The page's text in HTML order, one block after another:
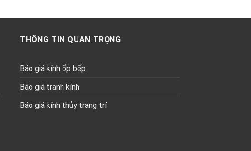
THÔNG TIN QUAN TRỌNG
Báo giá kính ốp bếp
Báo giá tranh kính
Báo giá kính thủy trang trí